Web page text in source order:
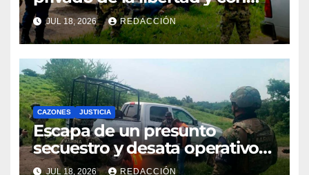
huellas de violencia
JUL 18, 2026 REDACCIÓN
CAZONES JUSTICIA
Escapa de un presunto
secuestro y desata operativo
en Cazones
JUL 18, 2026 REDACCIÓN